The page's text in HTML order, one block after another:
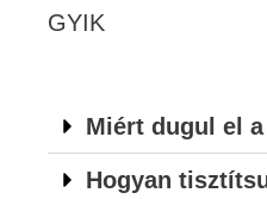
GYIK
Miért dugul el
Hogyan